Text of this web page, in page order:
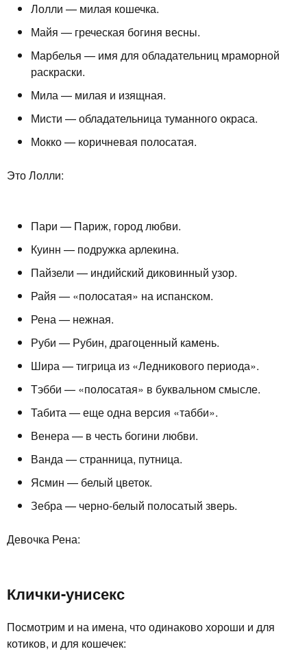
Лолли — милая кошечка.
Майя — греческая богиня весны.
Марбелья — имя для обладательниц мраморной
раскраски.
Мила — милая и изящная.
Мисти — обладательница туманного окраса.
Мокко — коричневая полосатая.
Это Лолли:
Пари — Париж, город любви.
Куинн — подружка арлекина.
Пайзели — индийский диковинный узор.
Райя — «полосатая» на испанском.
Рена — нежная.
Руби — Рубин, драгоценный камень.
Шира — тигрица из «Ледникового периода».
Тэбби — «полосатая» в буквальном смысле.
Табита — еще одна версия «табби».
Венера — в честь богини любви.
Ванда — странница, путница.
Ясмин — белый цветок.
Зебра — черно-белый полосатый зверь.
Девочка Рена:
Клички-унисекс
Посмотрим и на имена, что одинаково хороши и для
котиков, и для кошечек: